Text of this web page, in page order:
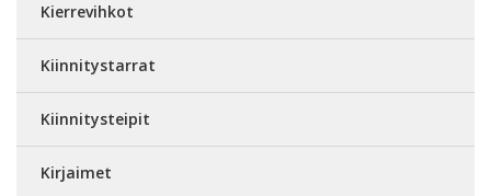
Kierrevihkot
Kiinnitystarrat
Kiinnitysteipit
Kirjaimet